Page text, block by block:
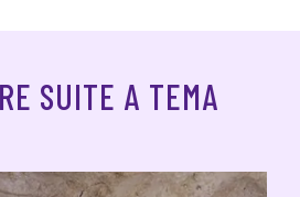
SUITE A TEMA